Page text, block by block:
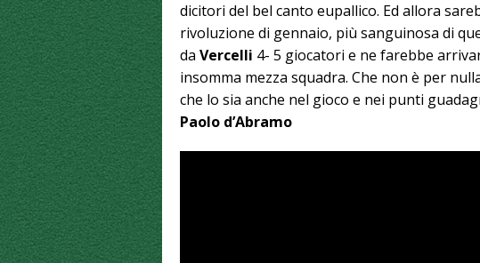
dicitori del bel canto eupallico. Ed allora
rivoluzione di gennaio, più sanguinosa di
da Vercelli 4- 5 giocatori e ne farebbe
insomma mezza squadra. Che non è per
che lo sia anche nel gioco e nei punti
Paolo d’Abramo